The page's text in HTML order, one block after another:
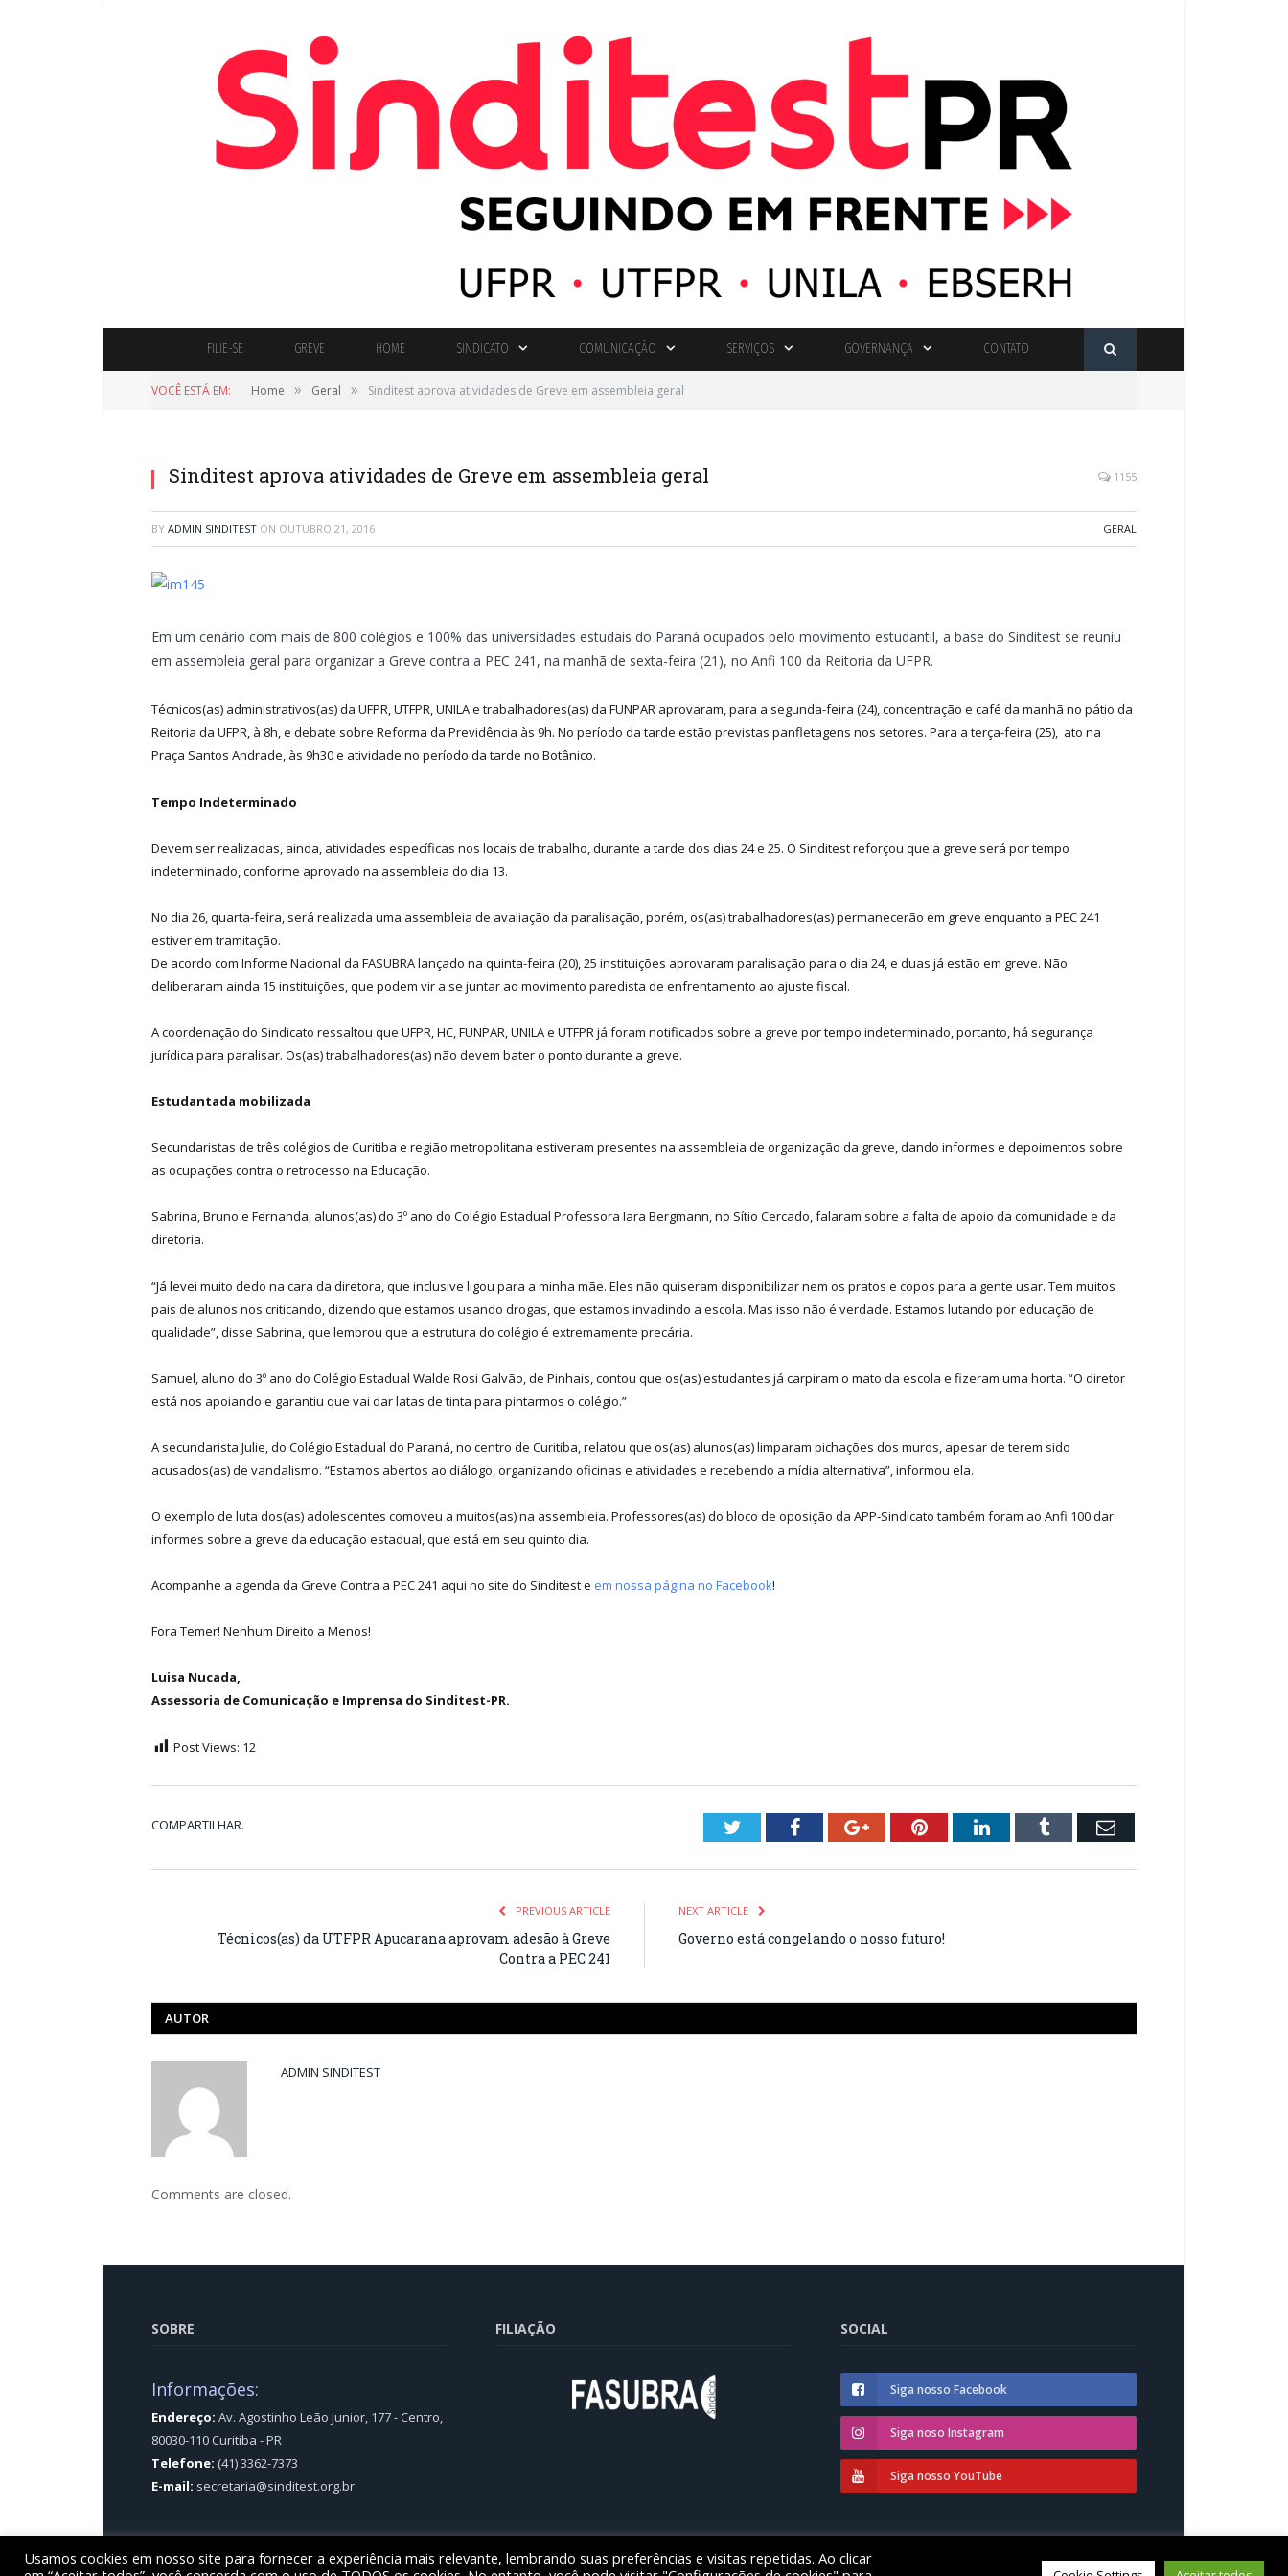
FILIE-SE GREVE HOME SINDICATO COMUNICAÇÃO SERVIÇOS GOVERNANÇA CONTATO
VOCÊ ESTÁ EM: Home » Geral » Sinditest aprova atividades de Greve em assembleia geral
Sinditest aprova atividades de Greve em assembleia geral 1155
BY ADMIN SINDITEST ON OUTUBRO 21, 2016 GERAL
Em um cenário com mais de 800 colégios e 100% das universidades estudais do Paraná ocupados pelo movimento estudantil, a base do Sinditest se reuniu
em assembleia geral para organizar a Greve contra a PEC 241, na manhã de sexta-feira (21), no Anfi 100 da Reitoria da UFPR.
Técnicos(as) administrativos(as) da UFPR, UTFPR, UNILA e trabalhadores(as) da FUNPAR aprovaram, para a segunda-feira (24), concentração e café da manhã no pátio da
Reitoria da UFPR, à 8h, e debate sobre Reforma da Previdência às 9h. No período da tarde estão previstas panfletagens nos setores. Para a terça-feira (25), ato na
Praça Santos Andrade, às 9h30 e atividade no período da tarde no Botânico.
Tempo Indeterminado
Devem ser realizadas, ainda, atividades específicas nos locais de trabalho, durante a tarde dos dias 24 e 25. O Sinditest reforçou que a greve será por tempo
indeterminado, conforme aprovado na assembleia do dia 13.
No dia 26, quarta-feira, será realizada uma assembleia de avaliação da paralisação, porém, os(as) trabalhadores(as) permanecerão em greve enquanto a PEC 241
estiver em tramitação.
De acordo com Informe Nacional da FASUBRA lançado na quinta-feira (20), 25 instituições aprovaram paralisação para o dia 24, e duas já estão em greve. Não
deliberaram ainda 15 instituições, que podem vir a se juntar ao movimento paredista de enfrentamento ao ajuste fiscal.
A coordenação do Sindicato ressaltou que UFPR, HC, FUNPAR, UNILA e UTFPR já foram notificados sobre a greve por tempo indeterminado, portanto, há segurança
jurídica para paralisar. Os(as) trabalhadores(as) não devem bater o ponto durante a greve.
Estudantada mobilizada
Secundaristas de três colégios de Curitiba e região metropolitana estiveram presentes na assembleia de organização da greve, dando informes e depoimentos sobre
as ocupações contra o retrocesso na Educação.
Sabrina, Bruno e Fernanda, alunos(as) do 3º ano do Colégio Estadual Professora Iara Bergmann, no Sítio Cercado, falaram sobre a falta de apoio da comunidade e da
diretoria.
“Já levei muito dedo na cara da diretora, que inclusive ligou para a minha mãe. Eles não quiseram disponibilizar nem os pratos e copos para a gente usar. Tem muitos
pais de alunos nos criticando, dizendo que estamos usando drogas, que estamos invadindo a escola. Mas isso não é verdade. Estamos lutando por educação de
qualidade”, disse Sabrina, que lembrou que a estrutura do colégio é extremamente precária.
Samuel, aluno do 3º ano do Colégio Estadual Walde Rosi Galvão, de Pinhais, contou que os(as) estudantes já carpiram o mato da escola e fizeram uma horta. “O diretor
está nos apoiando e garantiu que vai dar latas de tinta para pintarmos o colégio.”
A secundarista Julie, do Colégio Estadual do Paraná, no centro de Curitiba, relatou que os(as) alunos(as) limparam pichações dos muros, apesar de terem sido
acusados(as) de vandalismo. “Estamos abertos ao diálogo, organizando oficinas e atividades e recebendo a mídia alternativa”, informou ela.
O exemplo de luta dos(as) adolescentes comoveu a muitos(as) na assembleia. Professores(as) do bloco de oposição da APP-Sindicato também foram ao Anfi 100 dar
informes sobre a greve da educação estadual, que está em seu quinto dia.
Acompanhe a agenda da Greve Contra a PEC 241 aqui no site do Sinditest e em nossa página no Facebook!
Fora Temer! Nenhum Direito a Menos!
Luisa Nucada,
Assessoria de Comunicação e Imprensa do Sinditest-PR.
Post Views: 12
COMPARTILHAR. TwitterFacebookGoogle+PinterestLinkedInTumblr Email
PREVIOUS ARTICLE
Técnicos(as) da UTFPR Apucarana aprovam adesão à Greve
Contra a PEC 241
NEXT ARTICLE
Governo está congelando o nosso futuro!
AUTOR
ADMIN SINDITEST
Comments are closed.
SOBRE
Informações:
Endereço: Av. Agostinho Leão Junior, 177 - Centro,
80030-110 Curitiba - PR
Telefone: (41) 3362-7373
E-mail: secretaria@sinditest.org.br
FILIAÇÃO SOCIAL
Siga nosso Facebook
Siga noso Instagram
Siga nosso YouTube
© Sinditest – Sindicato dos trabalhadores em educação das instituições federais de ensino superior no estado do Paraná
Usamos cookies em nosso site para fornecer a experiência mais relevante, lembrando suas preferências e visitas repetidas. Ao clicar